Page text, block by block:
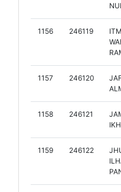
1156 246119
1157 246120
1158 246121
1159 246122